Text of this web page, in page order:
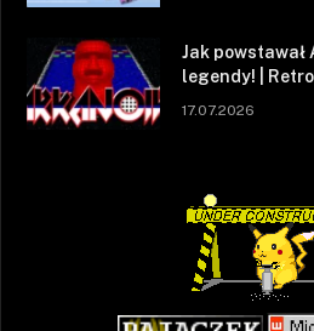
Jak powstawał
legendy! |
17.07.2026